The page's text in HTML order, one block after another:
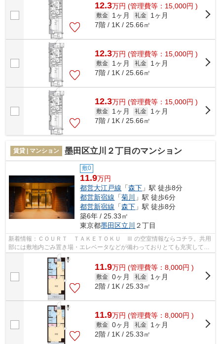
12.3万円 (管理費等：15,000円 )
敷金 1ヶ月 礼金
1ヶ月
7階 / 1K / 25.66㎡
12.3万円 (管理費等：15,000円 )
敷金 1ヶ月 礼金
1ヶ月
7階 / 1K / 25.66㎡
12.3万円 (管理費等：15,000円 )
敷金 1ヶ月 礼金
1ヶ月
7階 / 1K / 25.66㎡
賃貸 | マンション 墨田区立川２丁目のマンション
敷0
11.9万円
都営大江戸線 「森下 」駅 徒歩8分
都営新宿線 「菊川
」駅 徒歩6分
都営新宿線 「森下 」駅 徒歩8分
築6年 / 25.33㎡
東京都墨田区立川 ２丁目
新着情報：ＣＯＵＲＴ ＴＡＫＥＴＯＫＵ Ⅲ の空室情報ならコチラ。共用
部には敷地内ごみ置き場・エレベータなどが備わっておりとても充実してい
ます。タイル張りのきれいな外観も特...
11.9万円 (管理費等：8,000円 )
敷金 0ヶ月 礼金
1ヶ月
2階 / 1K / 25.33㎡
11.9万円 (管理費等：8,000円 )
敷金 0ヶ月 礼金
1ヶ月
2階 / 1K / 25.33㎡